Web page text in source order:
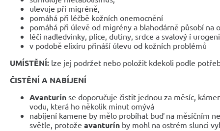
ulevuje při migréně,
pomáhá při léčbě kožních onemocnění
pomáhá při úlevě od migrény a blahodárně působí na
léčí nadledvinky, plíce, dutiny, srdce a svalový í
v podobě elixíru přináší úlevu od kožních problémů
UMÍSTĚNÍ: lze jej podržet nebo položit kdekoli podle
ČISTĚNÍ A NABÍJENÍ
Avanturín se doporučuje čistit jednou za měsíc,
vodu, která ho několik minut omývá
nabíjení kamene by mělo probíhat buď na měsíčním
světle, protože avanturín by mohl na ostrém slunci